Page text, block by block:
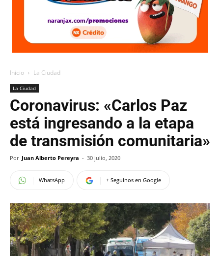
Inicio La Ciudad
La Ciudad
Coronavirus: «Carlos Paz
está ingresando a la etapa
de transmisión comunitaria»
Por Juan Alberto Pereyra - 30 julio, 2020
WhatsApp + Seguinos en Google